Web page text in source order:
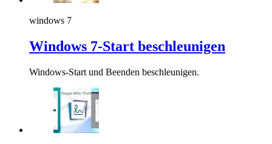
windows 7
Windows 7-Start beschleunigen
Windows-Start und Beenden beschleunigen.